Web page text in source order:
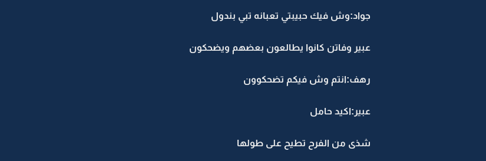
جواد:وش فيك حبيبتي تعبانه تبي بندول
عبير وفاتن كانوا يطالعون بعضهم ويضحكون
رهف:انتم وش فيكم تضحكوون
عبير:اكيد حامل
شذى من الفرح تطيح على طولها